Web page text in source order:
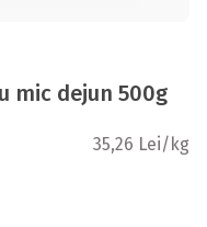
mic dejun 500g
35,26 Lei/kg